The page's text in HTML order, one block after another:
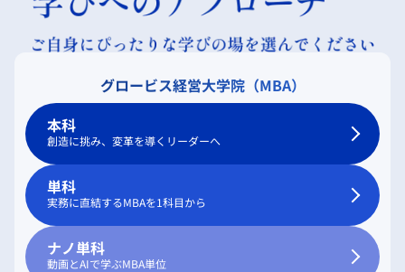
グロービス経営大学院（MBA）
本科
創造に挑み、変革を導くリーダーへ
単科
実務に直結するMBAを1科目から
ナノ単科
動画とAIで学ぶMBA単位